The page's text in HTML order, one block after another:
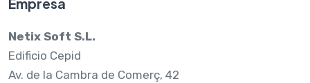
Empresa
Netix Soft S.L.
Edificio Cepid
Av. de la Cambra de Comerç, 42